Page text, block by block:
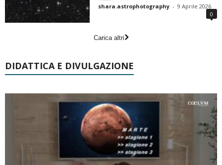
shara.astrophotography - 9 Aprile 2026
0
Carica altri
DIDATTICA E DIVULGAZIONE